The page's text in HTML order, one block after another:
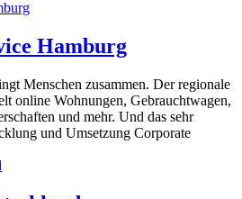
Hamburg
Menschen zusammen. Der regionale
online Wohnungen, Gebrauchtwagen,
und mehr. Und das sehr
und Umsetzung Corporate